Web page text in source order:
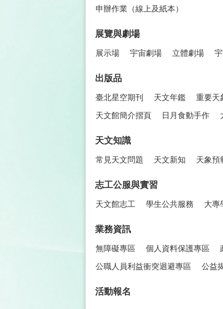
申辦作業（線上及紙本）
展覽與劇場
展示場 宇宙劇場 立體劇場
出版品
臺北星空期刊 天文年鑑 重要天
天文館簡介摺頁 日月食動手作
天文知識
常見天文問題 天文新知 天象預
志工公服與實習
天文館志工 學生公共服務 大專
業務資訊
無障礙專區 個人資料保護專區
公職人員利益衝突迴避專區 公益
活動報名